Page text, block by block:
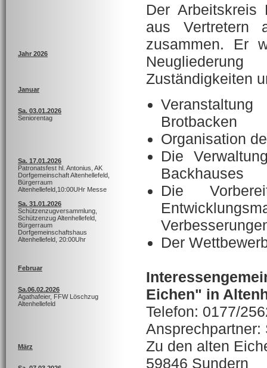
Jahr 2026
Januar
Sa. 03.01.2026
Seniorentag
Sa. 17.01.2026
Patronatsfest hl. Antonius, AK
Dorfgemeinschaft Altenhellefeld,
Bürgerraum
Altenhellefeld,10:00UHr Messe
Sa. 31.01.2026
Schützenzugversammlung,
Schützenzug Altenhellefeld,
Bürgerraum
Dorfgemeinschaftshaus
Altenhellefeld, 20:00Uhr
Februar
Sa.06.02.2026
Agathafeier, FFW Löschzug
Altenhellefeld
März
Der Arbeitskreis
aus Vertretern
zusammen. Er
Zuständigkeiten
Brotbacken
Organisation
Die
Backhauses
Die
Der
Eichen" in
Telefon: 0177/
Ansprechpartner:
Zu den alten
59846 Sundern